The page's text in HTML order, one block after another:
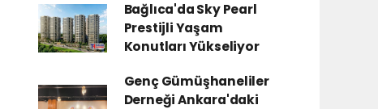
Bağlıca'da Sky Pearl
Prestijli Yaşam
Konutları Yükseliyor
Genç Gümüşhaneliler
Derneği Ankara'daki